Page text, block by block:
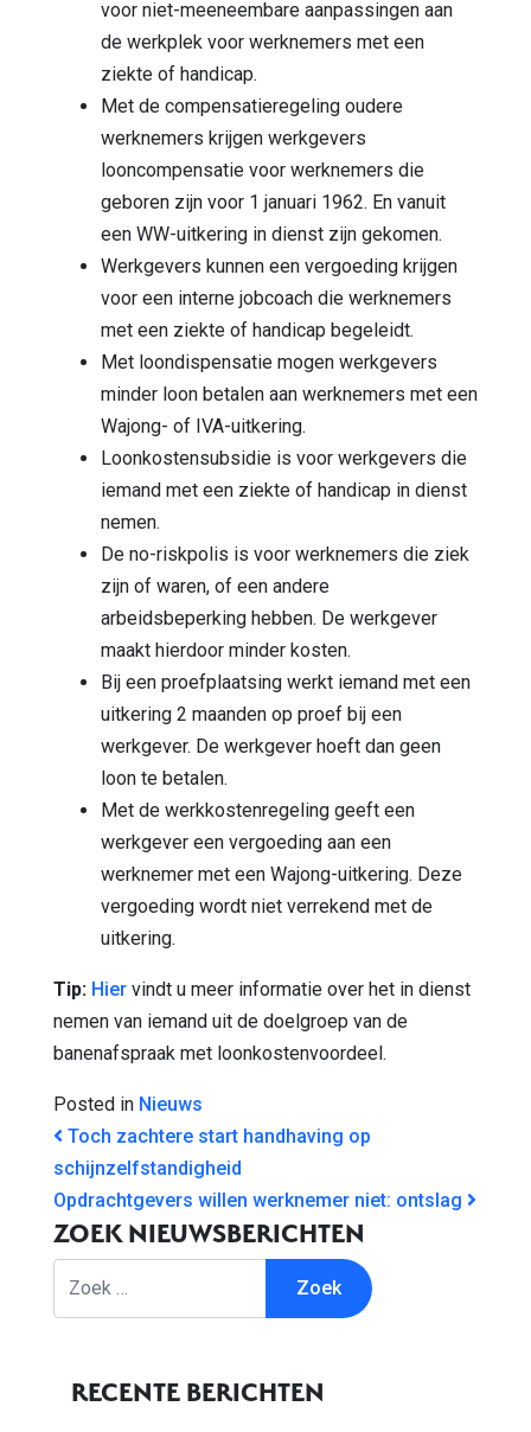
voor niet-meeneembare aanpassingen aan
de werkplek voor werknemers met een
ziekte of handicap.
Met de compensatieregeling oudere
werknemers krijgen werkgevers
looncompensatie voor werknemers die
geboren zijn voor 1 januari 1962. En vanuit
een WW-uitkering in dienst zijn gekomen.
Werkgevers kunnen een vergoeding krijgen
voor een interne jobcoach die werknemers
met een ziekte of handicap begeleidt.
Met loondispensatie mogen werkgevers
minder loon betalen aan werknemers met een
Wajong- of IVA-uitkering.
Loonkostensubsidie is voor werkgevers die
iemand met een ziekte of handicap in dienst
nemen.
De no-riskpolis is voor werknemers die ziek
zijn of waren, of een andere
arbeidsbeperking hebben. De werkgever
maakt hierdoor minder kosten.
Bij een proefplaatsing werkt iemand met een
uitkering 2 maanden op proef bij een
werkgever. De werkgever hoeft dan geen
loon te betalen.
Met de werkkostenregeling geeft een
werkgever een vergoeding aan een
werknemer met een Wajong-uitkering. Deze
vergoeding wordt niet verrekend met de
uitkering.
Tip: Hier vindt u meer informatie over het in dienst
nemen van iemand uit de doelgroep van de
banenafspraak met loonkostenvoordeel.
Posted in Nieuws
BERICHT NAVIGATIE
Toch zachtere start handhaving op
schijnzelfstandigheid
Opdrachtgevers willen werknemer niet: ontslag
ZOEK NIEUWSBERICHTEN
RECENTE BERICHTEN